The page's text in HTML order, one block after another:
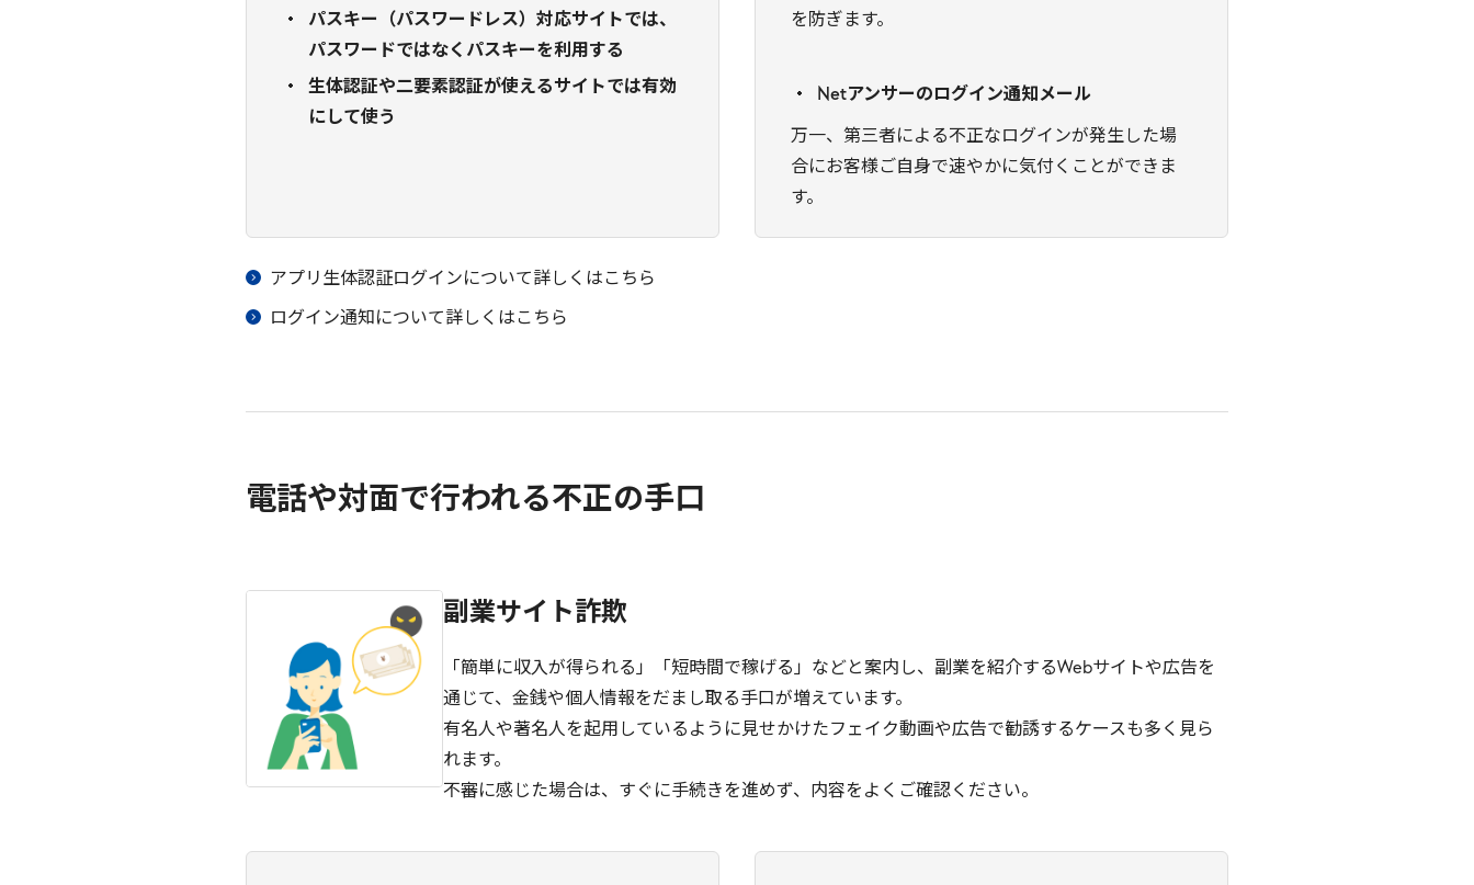
パスキー（パスワードレス）対応サイトでは、
パスワードではなくパスキーを利用する
生体認証や二要素認証が使えるサイトでは有効
にして使う
を防ぎます。
Netアンサーのログイン通知メール
万一、第三者による不正なログインが発生した場
合にお客様ご自身で速やかに気付くことができま
す。
アプリ生体認証ログインについて詳しくはこちら
ログイン通知について詳しくはこちら
電話や対面で行われる不正の手口
副業サイト詐欺
「簡単に収入が得られる」「短時間で稼げる」などと案内し、副業を紹介するWebサイトや広告を
通じて、金銭や個人情報をだまし取る手口が増えています。
有名人や著名人を起用しているように見せかけたフェイク動画や広告で勧誘するケースも多く見ら
れます。
不審に感じた場合は、すぐに手続きを進めず、内容をよくご確認ください。